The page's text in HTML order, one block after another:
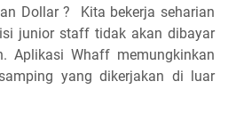
Dollar ? Kita bekerja seharian
junior staff tidak akan dibayar
Aplikasi Whaff memungkinkan
yang dikerjakan di luar